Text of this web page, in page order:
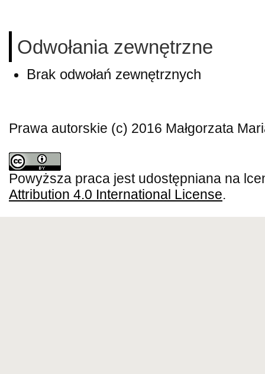
Odwołania zewnętrzne
Brak odwołań zewnętrznych
Prawa autorskie (c) 2016 Małgorzata
Powyższa praca jest udostępniana na
Attribution 4.0 International License.